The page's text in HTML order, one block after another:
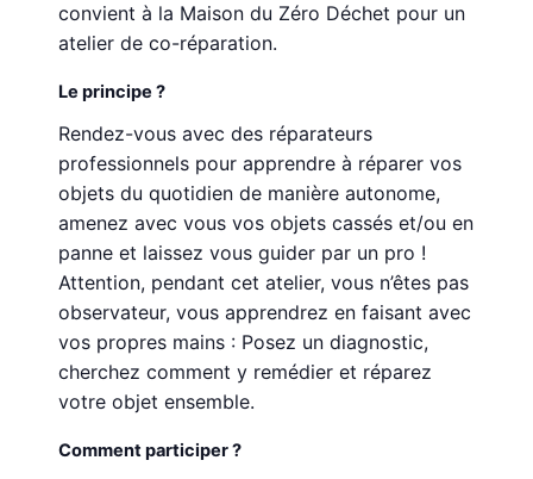
convient à la Maison du Zéro Déchet pour un
atelier de co-réparation.
Le principe ?
Rendez-vous avec des réparateurs
professionnels pour apprendre à réparer vos
objets du quotidien de manière autonome,
amenez avec vous vos objets cassés et/ou en
panne et laissez vous guider par un pro !
Attention, pendant cet atelier, vous n’êtes pas
observateur, vous apprendrez en faisant avec
vos propres mains : Posez un diagnostic,
cherchez comment y remédier et réparez
votre objet ensemble.
Comment participer ?